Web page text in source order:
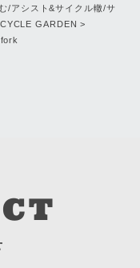
/アシスト&サイクル轍/サ
CYCLE GARDEN >